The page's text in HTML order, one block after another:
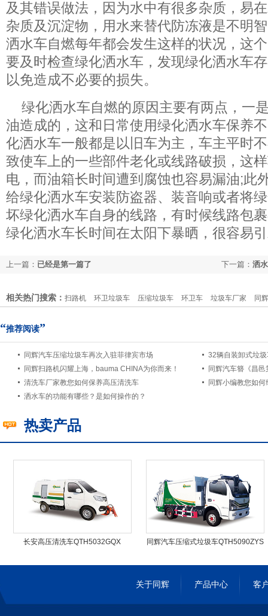
及其错误做法，因为水中有很多杂质，易
杂质及沉淀物，用水来替代防冻液是不明
洒水车自燃每年都会发生这样的状况，这
要及时检查绿化洒水车，发现绿化洒水车
以免造成不必要的损失。
绿化洒水车自燃的原因主要有两点，一
油造成的，这和日常使用绿化洒水车保养
化洒水车一般都是以旧车为主，车主平时
致使车上的一些部件老化或线路破损，这
电，而油箱长时间遭到腐蚀也容易漏油;此
给绿化洒水车安装防盗器、装音响或者将
坏绿化洒水车自身的线路，有时候线路包
绿化洒水车长时间在太阳下暴晒，很容易
下一篇： 洒
上一篇： 已经是第一篇了
相关热门搜索： 扫路机 环卫垃圾车 压缩垃圾车 环卫车 垃圾车厂家 同
“推荐阅读”
同辉汽车压缩垃圾车再次入驻菲律宾市场
32辆自装卸式垃
同辉扫路机闪耀上海，bauma CHINA为你而来！
清洗车厂家教您如何保养高压清洗车
同辉小编教您如
洒水车的功能有哪些？是如何操作的？
热卖产品
长安高压清洗车QTH5032GQX 同辉汽车压缩式垃圾车QTH5090ZYS
关于同辉 产品中心 客